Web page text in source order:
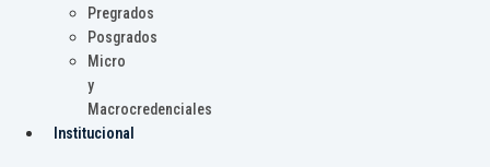
Pregrados
Posgrados
Micro
y
Macrocredenciales
Institucional